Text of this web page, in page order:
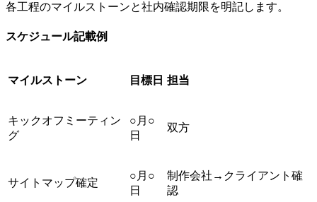
各工程のマイルストーンと社内確認期限を明記します。
スケジュール記載例
マイルストーン 目標日 担当
キックオフミーティン
グ
○月○
日
双方
サイトマップ確定
○月○
日
制作会社→クライアント確
認